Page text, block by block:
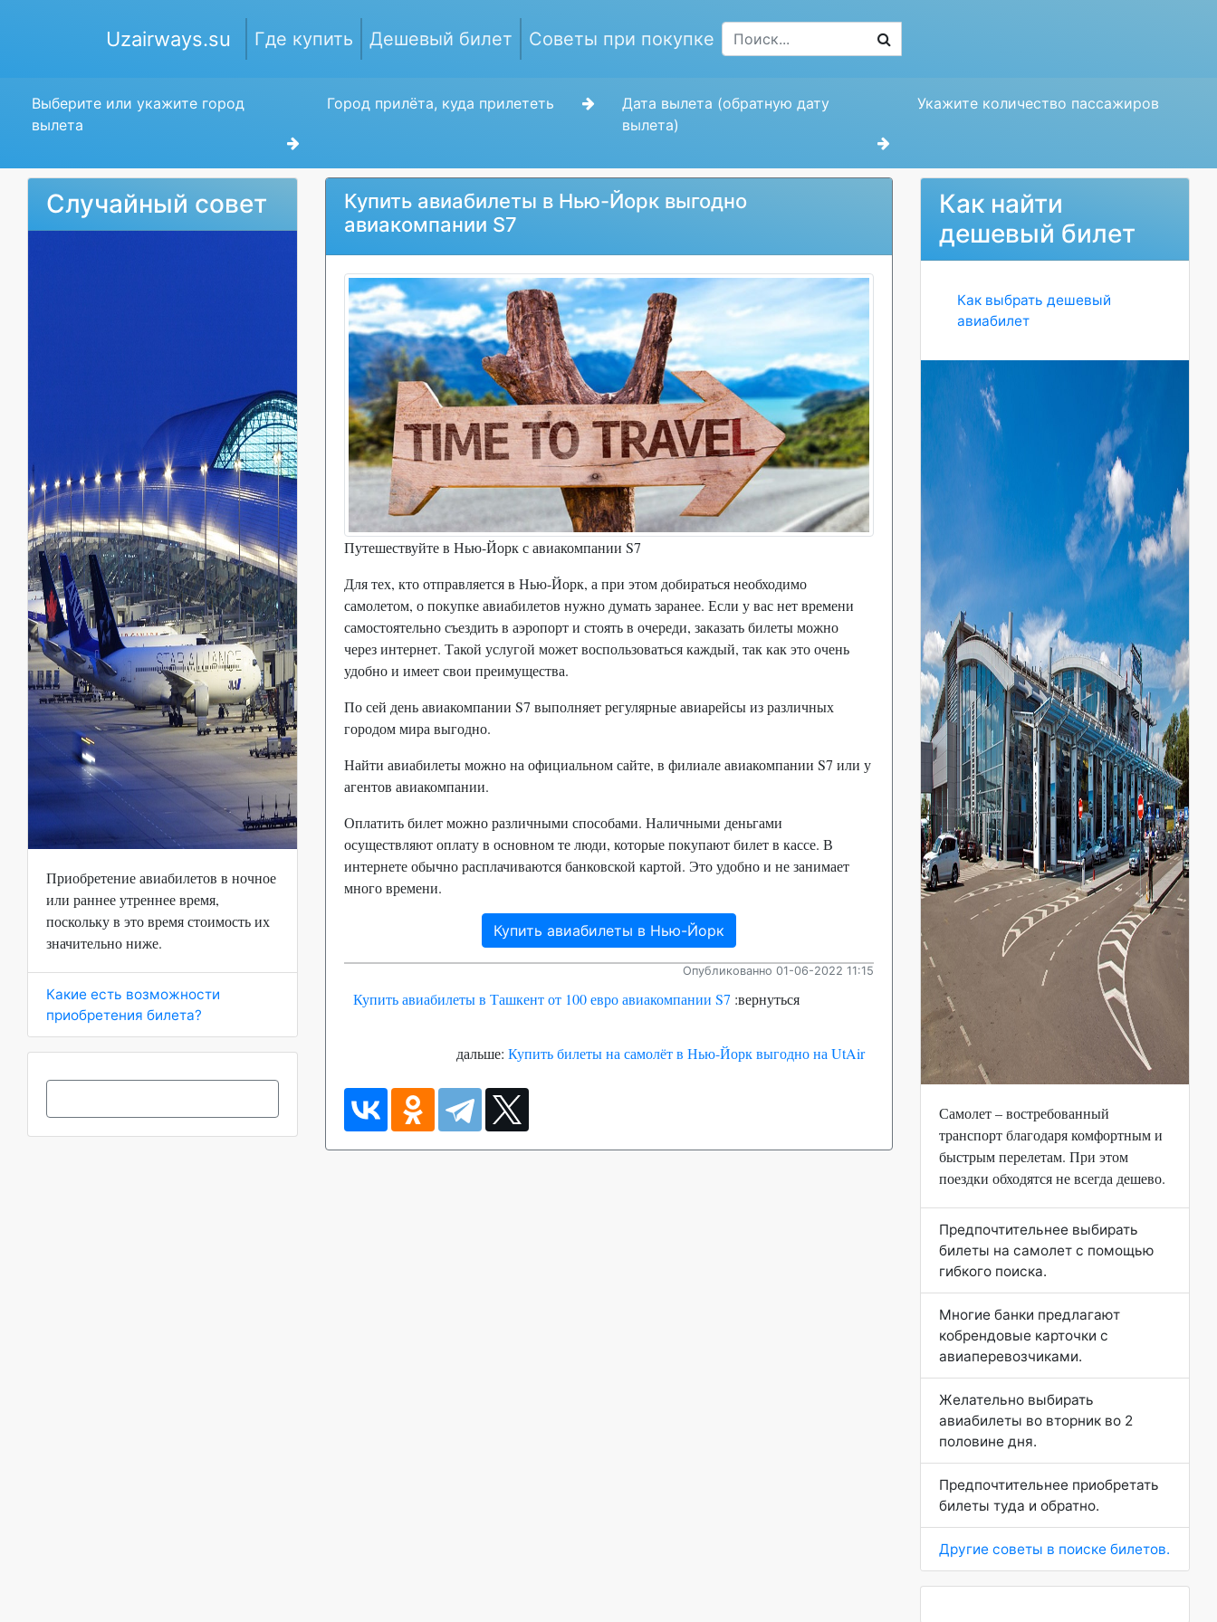
Uzairways.su Где купить Дешевый билет Советы при покупке
Выберите или укажите город
вылета
Город прилёта, куда прилететь
Дата вылета (обратную дату
вылета)
Укажите количество пассажиров
Случайный совет
Приобретение авиабилетов в ночное
или раннее утреннее время,
поскольку в это время стоимость их
значительно ниже.
Какие есть возможности
приобретения билета?
Купить авиабилеты в Нью-Йорк выгодно
авиакомпании S7
Путешествуйте в Нью-Йорк с авиакомпании S7
Для тех, кто отправляется в Нью-Йорк, а при этом добираться необходимо
самолетом, о покупке авиабилетов нужно думать заранее. Если у вас нет времени
самостоятельно съездить в аэропорт и стоять в очереди, заказать билеты можно
через интернет. Такой услугой может воспользоваться каждый, так как это очень
удобно и имеет свои преимущества.
По сей день авиакомпании S7 выполняет регулярные авиарейсы из различных
городом мира выгодно.
Найти авиабилеты можно на официальном сайте, в филиале авиакомпании S7 или у
агентов авиакомпании.
Оплатить билет можно различными способами. Наличными деньгами
осуществляют оплату в основном те люди, которые покупают билет в кассе. В
интернете обычно расплачиваются банковской картой. Это удобно и не занимает
много времени.
Купить авиабилеты в Нью-Йорк
Опубликованно 01-06-2022 11:15
Купить авиабилеты в Ташкент от 100 евро авиакомпании S7 :вернуться
дальше: Купить билеты на самолёт в Нью-Йорк выгодно на UtAir
Как найти
дешевый билет
Как выбрать дешевый
авиабилет
Самолет – востребованный
транспорт благодаря комфортным и
быстрым перелетам. При этом
поездки обходятся не всегда дешево.
Предпочтительнее выбирать
билеты на самолет с помощью
гибкого поиска.
Многие банки предлагают
кобрендовые карточки с
авиаперевозчиками.
Желательно выбирать
авиабилеты во вторник во 2
половине дня.
Предпочтительнее приобретать
билеты туда и обратно.
Другие советы в поиске билетов.